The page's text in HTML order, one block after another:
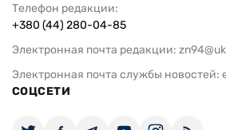
Телефон редакции:
+380 (44) 280-04-85
Электронная почта редакции:
Электронная почта службы новостей:
СОЦСЕТИ